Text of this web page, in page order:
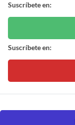
Suscríbete en:
Suscríbete en: